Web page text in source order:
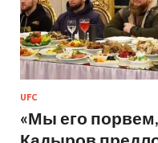
UFC
«Мы его порвем,